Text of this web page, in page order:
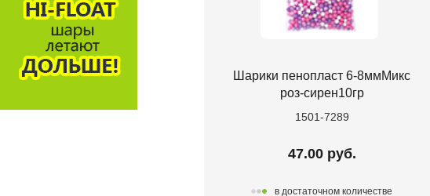
Шарики пенопласт 6-8ммМикс
роз-сирен10гр
1501-7289
47.00 руб.
в достаточном количестве